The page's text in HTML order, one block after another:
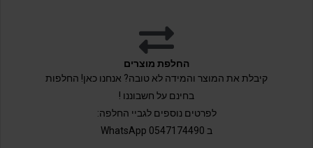
החלפת מוצרים
קיבלת את המוצר והמידה לא טובה? אנחנו כאן! החלפות
בחינם על חשבוננו !
לפרטים נוספים לגביי החלפה:
ב 0547174490 WhatsApp